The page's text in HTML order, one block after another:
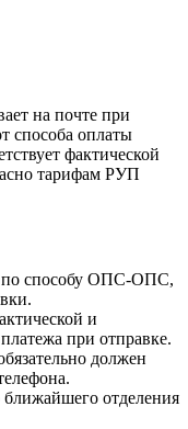
на почте при
способа оплаты
фактической
тарифам РУП
по способу ОПС-ОПС,
и
при отправке.
должен
ближайшего отделения